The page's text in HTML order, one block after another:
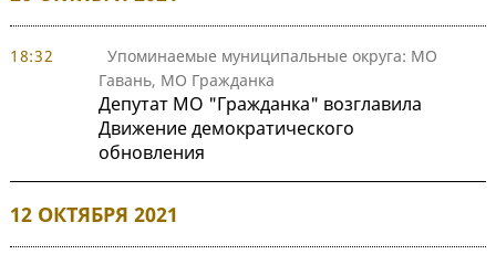
18:32
Упоминаемые муниципальные округа: МО
Гавань, МО Гражданка
Депутат МО "Гражданка" возглавила
Движение демократического
обновления
12 ОКТЯБРЯ 2021